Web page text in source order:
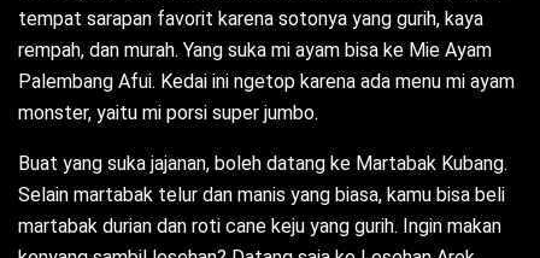
tempat sarapan favorit karena sotonya yang gurih, kaya
rempah, dan murah. Yang suka mi ayam bisa ke Mie Ayam
Palembang Afui. Kedai ini ngetop karena ada menu mi ayam
monster, yaitu mi porsi super jumbo.
Buat yang suka jajanan, boleh datang ke Martabak Kubang.
Selain martabak telur dan manis yang biasa, kamu bisa beli
martabak durian dan roti cane keju yang gurih. Ingin makan